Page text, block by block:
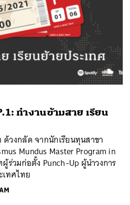
ทำงานข้ามสาย เรียน
วงกลัด จากนักเรียนทุนสาขา
Mundus Master Program in
ร่วมก่อตั้ง Punch-Up ผู้นำวงการ
เทศไทย